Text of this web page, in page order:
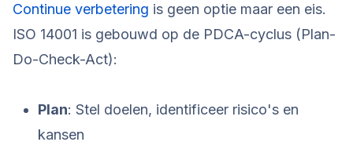
Continue verbetering is geen optie maar een eis.
ISO 14001 is gebouwd op de PDCA-cyclus (Plan-
Do-Check-Act):
Plan: Stel doelen, identificeer risico's en
kansen